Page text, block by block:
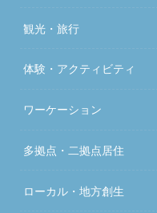
観光・旅行
体験・アクティビティ
ワーケーション
多拠点・二拠点居住
ローカル・地方創生